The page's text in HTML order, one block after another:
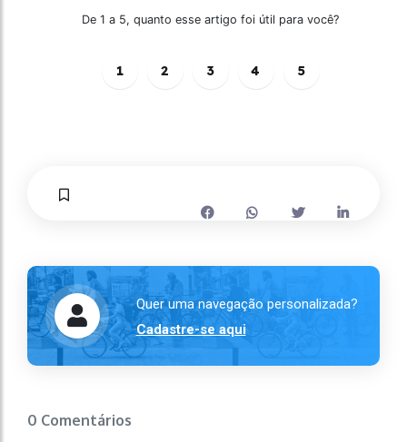
De 1 a 5, quanto esse artigo foi útil para você?
1 2 3 4 5
Quer uma navegação personalizada?
Cadastre-se aqui
0 Comentários